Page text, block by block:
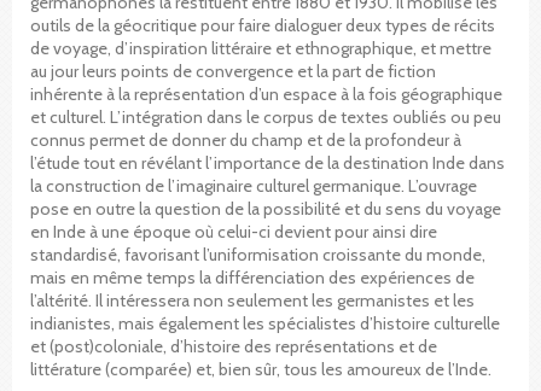
outils de la géocritique pour faire dialoguer deux types de récits
de voyage, d’inspiration littéraire et ethnographique, et mettre
au jour leurs points de convergence et la part de fiction
inhérente à la représentation d’un espace à la fois géographique
et culturel. L’intégration dans le corpus de textes oubliés ou peu
connus permet de donner du champ et de la profondeur à
l’étude tout en révélant l’importance de la destination Inde dans
la construction de l’imaginaire culturel germanique. L’ouvrage
pose en outre la question de la possibilité et du sens du voyage
en Inde à une époque où celui-ci devient pour ainsi dire
standardisé, favorisant l’uniformisation croissante du monde,
mais en même temps la différenciation des expériences de
l’altérité. Il intéressera non seulement les germanistes et les
indianistes, mais également les spécialistes d’histoire culturelle
et (post)coloniale, d’histoire des représentations et de
littérature (comparée) et, bien sûr, tous les amoureux de l’Inde.